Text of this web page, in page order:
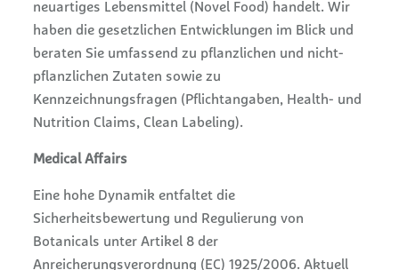
neuartiges Lebensmittel (Novel Food) handelt. Wir
haben die gesetzlichen Entwicklungen im Blick und
beraten Sie umfassend zu pflanzlichen und nicht-
pflanzlichen Zutaten sowie zu
Kennzeichnungsfragen (Pflichtangaben, Health- und
Nutrition Claims, Clean Labeling).
Medical Affairs
Eine hohe Dynamik entfaltet die
Sicherheitsbewertung und Regulierung von
Botanicals unter Artikel 8 der
Anreicherungsverordnung (EC) 1925/2006. Aktuell